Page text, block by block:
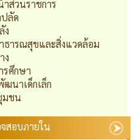
ส่วนราชการ
ลัด
ง
ธารณสุขและสิ่งแวดล้อม
ง
รศึกษา
นาเด็กเล็ก
มชน
สอบภายใน